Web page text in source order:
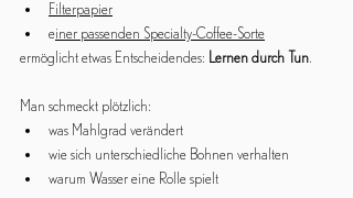
Filterpapier
einer passenden Specialty-Coffee-Sorte
ermöglicht etwas Entscheidendes: Lernen durch Tun.
Man schmeckt plötzlich:
was Mahlgrad verändert
wie sich unterschiedliche Bohnen verhalten
warum Wasser eine Rolle spielt